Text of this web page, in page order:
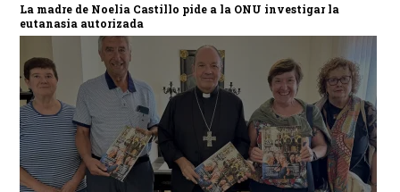
La madre de Noelia Castillo pide a la ONU investigar la
eutanasia autorizada